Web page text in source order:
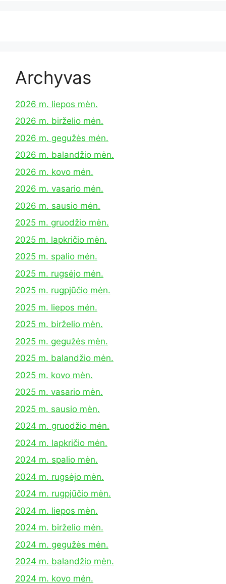
Archyvas
2026 m. liepos mėn.
2026 m. birželio mėn.
2026 m. gegužės mėn.
2026 m. balandžio mėn.
2026 m. kovo mėn.
2026 m. vasario mėn.
2026 m. sausio mėn.
2025 m. gruodžio mėn.
2025 m. lapkričio mėn.
2025 m. spalio mėn.
2025 m. rugsėjo mėn.
2025 m. rugpjūčio mėn.
2025 m. liepos mėn.
2025 m. birželio mėn.
2025 m. gegužės mėn.
2025 m. balandžio mėn.
2025 m. kovo mėn.
2025 m. vasario mėn.
2025 m. sausio mėn.
2024 m. gruodžio mėn.
2024 m. lapkričio mėn.
2024 m. spalio mėn.
2024 m. rugsėjo mėn.
2024 m. rugpjūčio mėn.
2024 m. liepos mėn.
2024 m. birželio mėn.
2024 m. gegužės mėn.
2024 m. balandžio mėn.
2024 m. kovo mėn.